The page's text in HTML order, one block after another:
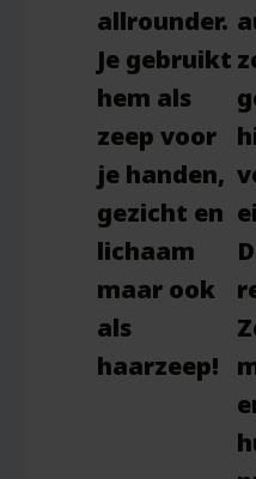
allrounder.
Je gebruikt
hem als
zeep voor
je handen,
gezicht en
lichaam
maar ook
als
haarzeep!